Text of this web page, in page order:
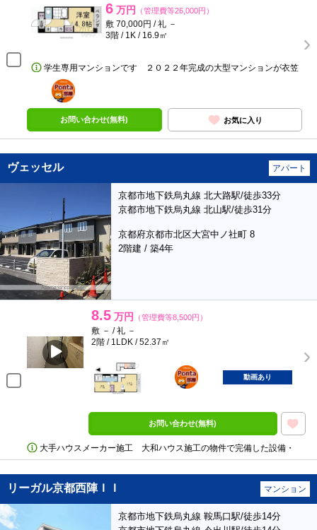
6 万円 （管理費等26,000円）
敷 70,000円 / 礼 －
3階 / 1K / 16.9㎡
学生専用マンションです ２０２２年完成の大型マンションが衣笠
ポンタ
部屋
お問い合わせ(無料) お気に入り
ヴェッセル アパート
京都市地下鉄烏丸線 北大路駅/徒歩33分
京都市地下鉄烏丸線 北山駅/徒歩31分
京都府京都市北区大宮中ノ社町 8
2階建 / 築4年
8.5 万円 （管理費等8,500円）
敷 － / 礼 －
2階 / 1LDK / 52.37㎡
ポンタ
部屋
動画あり
お問い合わせ(無料)
大手ハウスメーカー施工 大和ハウス施工の物件で完備した設備・
リーガル京都西陣ＩＩ マンション
京都市地下鉄烏丸線 鞍馬口駅/徒歩14分